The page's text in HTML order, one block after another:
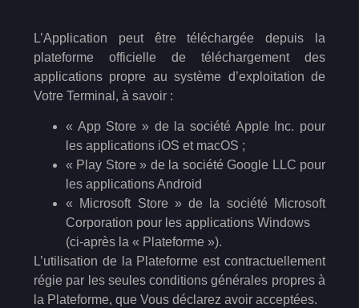
L’Application peut être téléchargée depuis la
plateforme officielle de téléchargement des
applications propre au système d’exploitation de
Votre Terminal, à savoir :
« App Store » de la société Apple Inc. pour
les applications iOS et macOS ;
« Play Store » de la société Google LLC pour
les applications Android
« Microsoft Store » de la société Microsoft
Corporation pour les applications Windows
(ci-après la « Plateforme »).
L’utilisation de la Plateforme est contractuellement
régie par les seules conditions générales propres à
la Plateforme, que Vous déclarez avoir acceptées.